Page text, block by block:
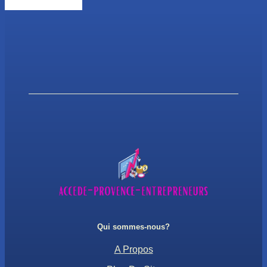
Qui sommes-nous?
A Propos